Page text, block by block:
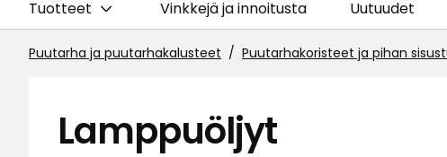
Tuotteet Vinkkejä ja innoitusta Uutuudet
Puutarha ja puutarhakalusteet Puutarhakoristeet ja pihan
Lamppuöljyt